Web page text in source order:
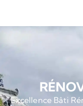
Excellence Bâti